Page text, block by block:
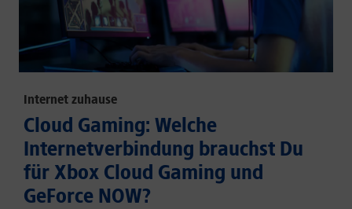
Internet zuhause
Cloud Gaming: Welche
Internetverbindung brauchst Du
für Xbox Cloud Gaming und
GeForce NOW?